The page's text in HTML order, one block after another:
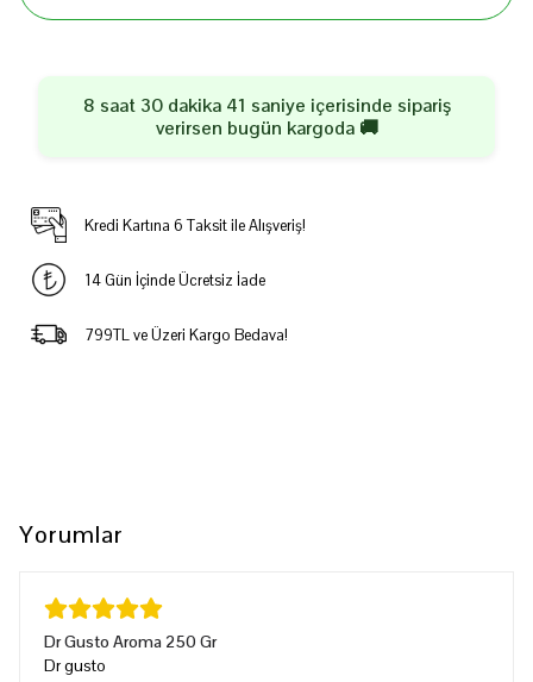
8 saat 30 dakika 41 saniye içerisinde sipariş
verirsen bugün kargoda 🚚
Kredi Kartına 6 Taksit ile Alışveriş!
14 Gün İçinde Ücretsiz İade
799TL ve Üzeri Kargo Bedava!
Yorumlar
Dr Gusto Aroma 250 Gr
Dr gusto